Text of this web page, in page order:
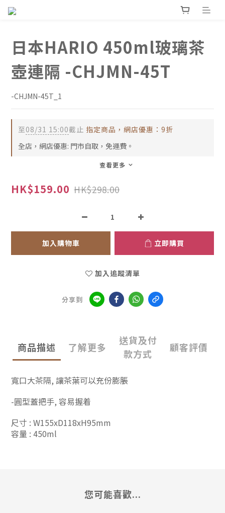
日本HARIO 450ml玻璃茶
壺連隔 -CHJMN-45T
-CHJMN-45T_1
至08/31 15:00截止 指定商品，網店優惠：9折
全店，網店優惠: 門市自取，免運費。
查看更多
HK$159.00 HK$298.00
加入購物車 立即購買
加入追蹤清單
分享到
商品描述 了解更多
送貨及付
款方式
顧客評價
寬口大茶隔, 讓茶葉可以充份膨脹
-圓型蓋把手, 容易握着
尺寸 : W155xD118xH95mm
容量 : 450ml
您可能喜歡...